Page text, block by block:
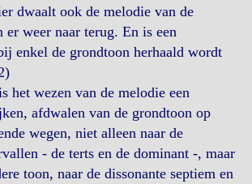
dwaalt ook de melodie van de
er weer naar terug. En is een
enkel de grondtoon herhaald wordt
het wezen van de melodie een
afdwalen van de grondtoon op
wegen, niet alleen naar de
- de terts en de dominant -, maar
toon, naar de dissonante septiem en